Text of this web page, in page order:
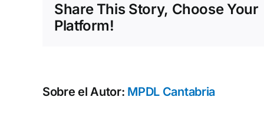
Share This Story, Choose Your
Platform!
Sobre el Autor: MPDL Cantabria